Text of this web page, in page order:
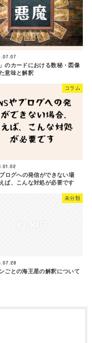
」のカードにおける数秘・図像
意味と解釈
コラム
ログへの発信ができない場
ば、こんな対処が必要です
未分類
ごとの海王星の解釈について